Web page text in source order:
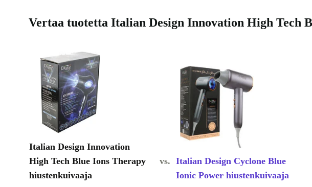
Vertaa tuotetta Italian Design Innovation High Tech
Italian Design Innovation
High Tech Blue Ions Therapy
hiustenkuivaaja
vs. Italian Design Cyclone Blue
Ionic Power hiustenkuivaaja